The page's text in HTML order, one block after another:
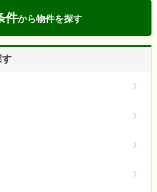
件から物件を探す
す